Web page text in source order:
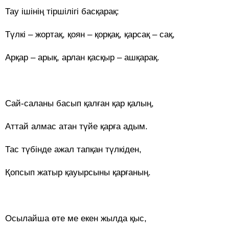
Тау ішінің тіршілігі басқарақ:
Түлкі – жортақ, қоян – қорқақ, қарсақ – сақ,
Арқар – арық, арлан қасқыр – ашқарақ.
Сай-саланы басып қалған қар қалың,
Аттай алмас атан түйе қарға адым.
Тас түбінде ажал тапқан түлкіден,
Қопсып жатыр қауырсыны қарғаның.
Осылайша өте ме екен жылда қыс,